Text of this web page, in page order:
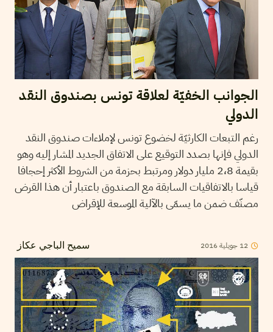
الجوانب الخفيّة لعلاقة تونس بصندوق النقد
الدولي
رغم التبعات الكارثيّة لخضوع تونس لإملاءات صندوق النقد
الدولي فإنها بصدد التوقيع على الاتفاق الجديد المشار إليه وهو
بقيمة 2،8 مليار دولار ومرتبط بحزمة من الشروط الأكثر إحجافا
قياسا بالاتفاقيات السابقة مع الصندوق باعتبار أن هذا القرض
مصنّف ضمن ما يسمّى بالآلية الموسعة للإقراض
سميح الباجي عكاز 12 جويلية2016